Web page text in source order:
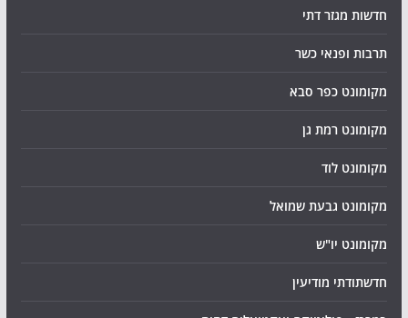
חדשות מגזר דתי
תרבות ופנאי כשר
מקומונט כפר סבא
מקומונט רמת גן
מקומונט לוד
מקומונט גבעת שמואל
מקומונט יו"ש
חדשתודתי מודיעין